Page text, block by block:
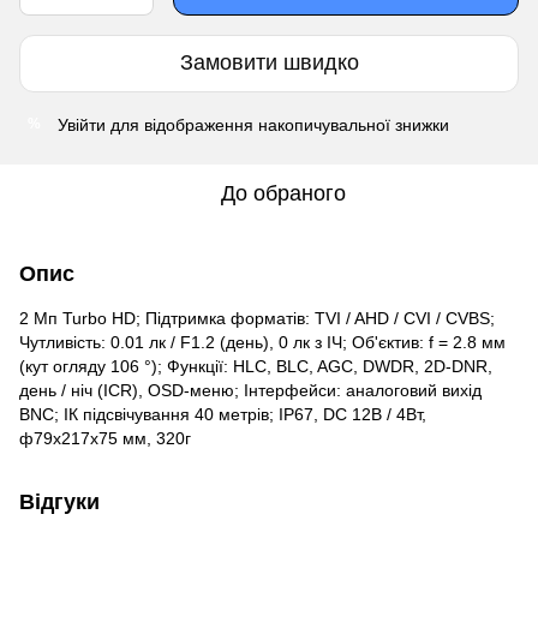
Замовити швидко
Увійти для відображення накопичувальної знижки
До обраного
Опис
2 Мп Turbo HD; Підтримка форматів: TVI / AHD / CVI / CVBS;
Чутливість: 0.01 лк / F1.2 (день), 0 лк з ІЧ; Об'єктив: f = 2.8 мм
(кут огляду 106 °); Функції: HLC, BLC, AGC, DWDR, 2D-DNR,
день / ніч (ICR), OSD-меню; Інтерфейси: аналоговий вихід
BNC; ІК підсвічування 40 метрів; IP67, DC 12В / 4Вт,
ф79х217x75 мм, 320г
Відгуки